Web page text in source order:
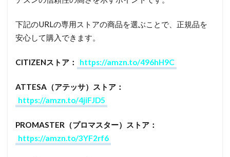
下記のURLの専用ストアの商品を選ぶことで、正規品を
安心して購入できます。
CITIZENストア： https://amzn.to/496hH9C
ATTESA（アテッサ）ストア：
https://amzn.to/4jiFJD5
PROMASTER（プロマスター）ストア：
https://amzn.to/3YF2rf6